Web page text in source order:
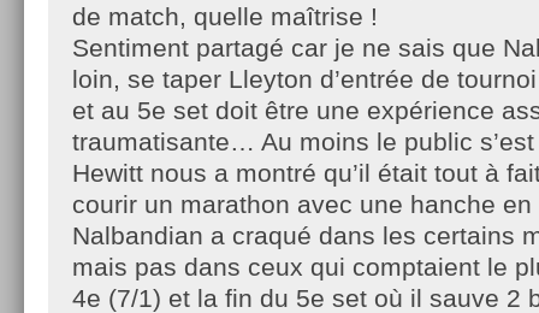
de match, quelle maîtrise !
Sentiment partagé car je ne sais que
loin, se taper Lleyton d’entrée de
et au 5e set doit être une expérience
traumatisante… Au moins le public
Hewitt nous a montré qu’il était tout à
courir un marathon avec une hanche
Nalbandian a craqué dans les certains
mais pas dans ceux qui comptaient le
4e (7/1) et la fin du 5e set où il sauve 2